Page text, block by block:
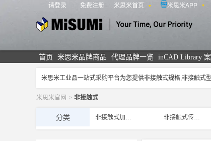
请登录 免费注册 米思米首页 米思米APP
首页 米思米品牌商品 代理品牌一览 inCAD Library
米思米工业品一站式采购平台为您提供非接触式规格,非接触式
米思米官网 > 非接触式
分类 非接触式加热器 非接触式传动零件